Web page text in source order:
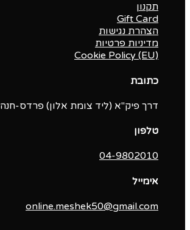
תקנון
Gift Card
הצהרת נגישות
מדיניות פרטיות
Cookie Policy (EU)
כתובת
דרך פיק"א (ליד צומת אלון) פרדס-חנה
טלפון
04-9802010‬
אימייל
online.meshek50@gmail.com